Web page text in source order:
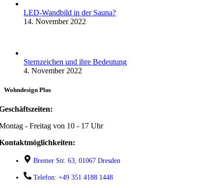
LED-Wandbild in der Sauna?
14. November 2022
Sternzeichen und ihre Bedeutung
4. November 2022
Wohndesign Plus
- Freitag von 10 - 17 Uhr
Bremer Str. 63, 01067 Dresden
Telefon: +49 351 4188 1448